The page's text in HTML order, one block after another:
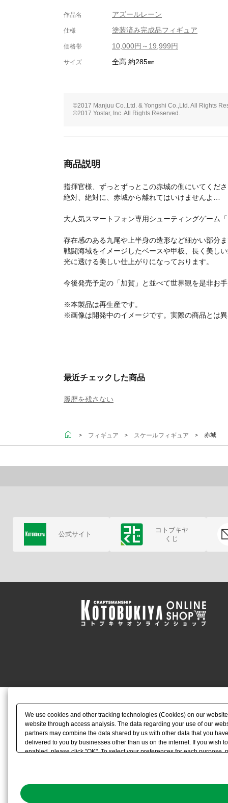
作品名 アズールレーン
仕様 塗装済み完成品フィギュア
価格帯 10,000円～19,999円
サイズ 全高 約285㎜
©2017 Manjuu Co.,Ltd. & Yongshi Co.,Ltd. All Rights
©2017 Yostar, Inc. All Rights Reserved.
商品説明
指揮官様、ずっとずっとこの赤城の側にいてくだ
絶対、絶対に、赤城から離れてはいけませんよ…
大人気スマートフォン専用シューティングゲーム
存在感のある九尾や上半身の造形など細かい部分
戦闘海域をイメージしたベースや甲板、長く美し
光に透ける美しい仕上がりになっております。
今後発売予定の「加賀」と並べて世界観を是非お
※本製品は再生産です。
※画像は開発中のイメージです。実際の商品とは
最近チェックした商品
履歴を残さない
＞ フィギュア ＞ スケールフィギュア ＞ 赤城
公式サイト
コトブキヤ
くじ
We use cookies and other tracking technologies (Cookies) on our
website through access analysis. The data regarding your use of our
partners may combine the data shared by us with other data that you
delivered to you by businesses other than us on the internet. If you wish
enabled, please click "OK". To select your preferences for each purpose,